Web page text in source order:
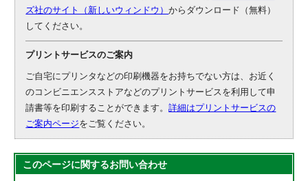
ズ社のサイト（新しいウィンドウ）からダウンロード（無料）
してください。
プリントサービスのご案内
ご自宅にプリンタなどの印刷機器をお持ちでない方は、お近く
のコンビニエンスストアなどのプリントサービスを利用して申
請書等を印刷することができます。詳細はプリントサービスの
ご案内ページをご覧ください。
このページに関するお問い合わせ